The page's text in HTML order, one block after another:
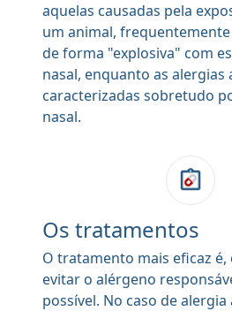
aquelas causadas pela
um animal,
de forma "explosiva" com
nasal, enquanto as alergias
caracterizadas sobretudo
nasal.
Os tratamentos
O tratamento mais eficaz é,
evitar o alérgeno
possível. No caso de